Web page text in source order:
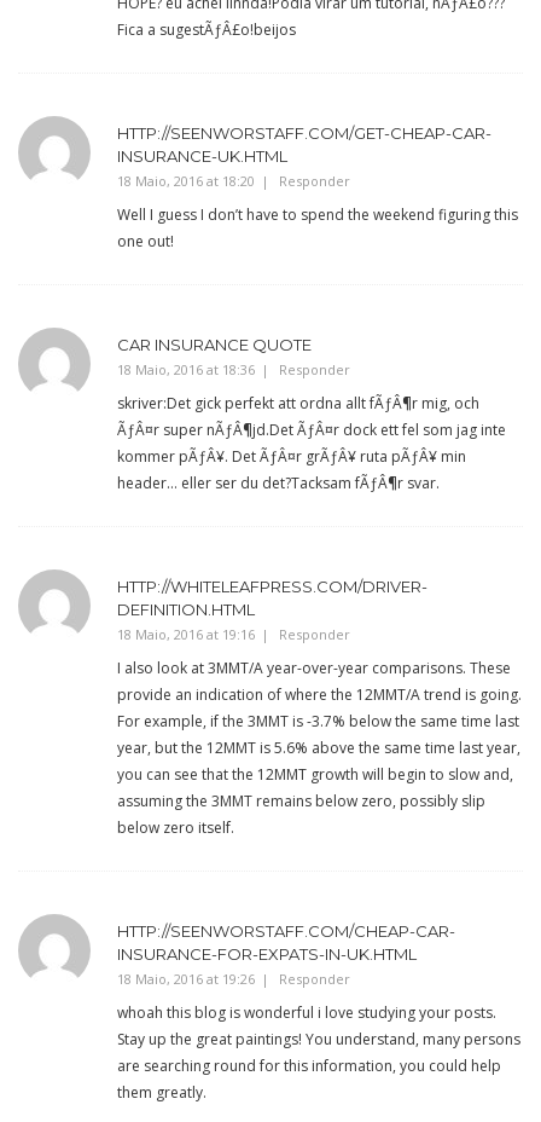
Fica a sugestÃƒÂ£o!beijos
HTTP://SEENWORSTAFF.COM/GET-CHEAP-CAR-
INSURANCE-UK.HTML
18 Maio, 2016 at 18:20 Responder
Well I guess I don’t have to spend the weekend figuring this
one out!
CAR INSURANCE QUOTE
18 Maio, 2016 at 18:36 Responder
skriver:Det gick perfekt att ordna allt fÃƒÂ¶r mig, och
ÃƒÂ¤r super nÃƒÂ¶jd.Det ÃƒÂ¤r dock ett fel som jag inte
kommer pÃƒÂ¥. Det ÃƒÂ¤r grÃƒÂ¥ ruta pÃƒÂ¥ min
header… eller ser du det?Tacksam fÃƒÂ¶r svar.
HTTP://WHITELEAFPRESS.COM/DRIVER-
DEFINITION.HTML
18 Maio, 2016 at 19:16 Responder
I also look at 3MMT/A year-over-year comparisons. These
provide an indication of where the 12MMT/A trend is going.
For example, if the 3MMT is -3.7% below the same time last
year, but the 12MMT is 5.6% above the same time last year,
you can see that the 12MMT growth will begin to slow and,
assuming the 3MMT remains below zero, possibly slip
below zero itself.
HTTP://SEENWORSTAFF.COM/CHEAP-CAR-
INSURANCE-FOR-EXPATS-IN-UK.HTML
18 Maio, 2016 at 19:26 Responder
whoah this blog is wonderful i love studying your posts.
Stay up the great paintings! You understand, many persons
are searching round for this information, you could help
them greatly.